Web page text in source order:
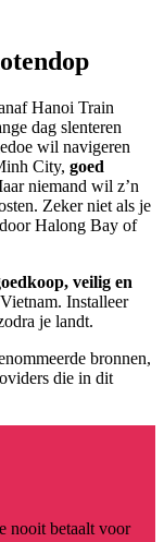
Hanoi Train
dag slenteren
wil navigeren
City, goed
niemand wil z’n
Zeker niet als je
Halong Bay of
veilig en
Installeer
je landt.
bronnen,
die in dit
nooit betaalt voor